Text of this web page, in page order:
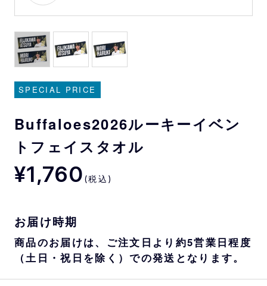
SPECIAL PRICE
Buffaloes2026ルーキーイベン
トフェイスタオル
¥1,760 (税込)
お届け時期
商品のお届けは、ご注文日より約5営業日程度
（土日・祝日を除く）での発送となります。